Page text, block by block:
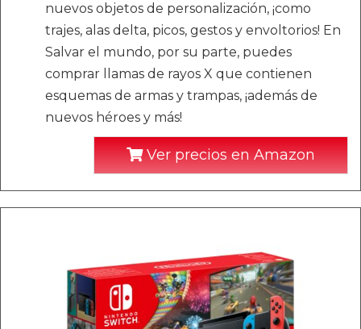
nuevos objetos de personalización, ¡como
trajes, alas delta, picos, gestos y envoltorios! En
Salvar el mundo, por su parte, puedes
comprar llamas de rayos X que contienen
esquemas de armas y trampas, ¡además de
nuevos héroes y más!
Ver precios en Amazon